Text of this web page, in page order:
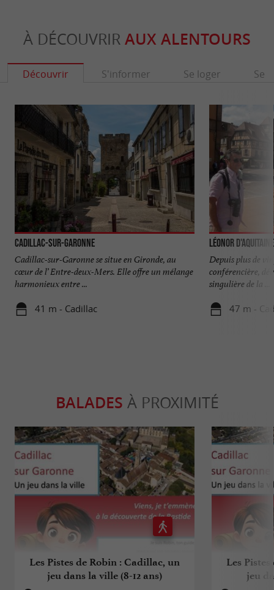
À DÉCOUVRIR AUX ALENTOURS
Découvrir S'informer Se loger Se
Cadillac-sur-Garonne
Cadillac-sur-Garonne se situe en Gironde, au
cœur de l’ Entre-deux-Mers. Elle offre un mélange
harmonieux entre ...
41 m - Cadillac
Léonor d'Aquitaine
Depuis plus de
conférencière,
singulière de la ...
47 m -
BALADES À PROXIMITÉ
Les Pistes de Robin : Cadillac, un
jeu dans la ville (8-12 ans)
Les
jeu